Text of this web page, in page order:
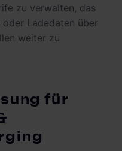
zu verwalten, das
Ladedaten über
weiter zu
für